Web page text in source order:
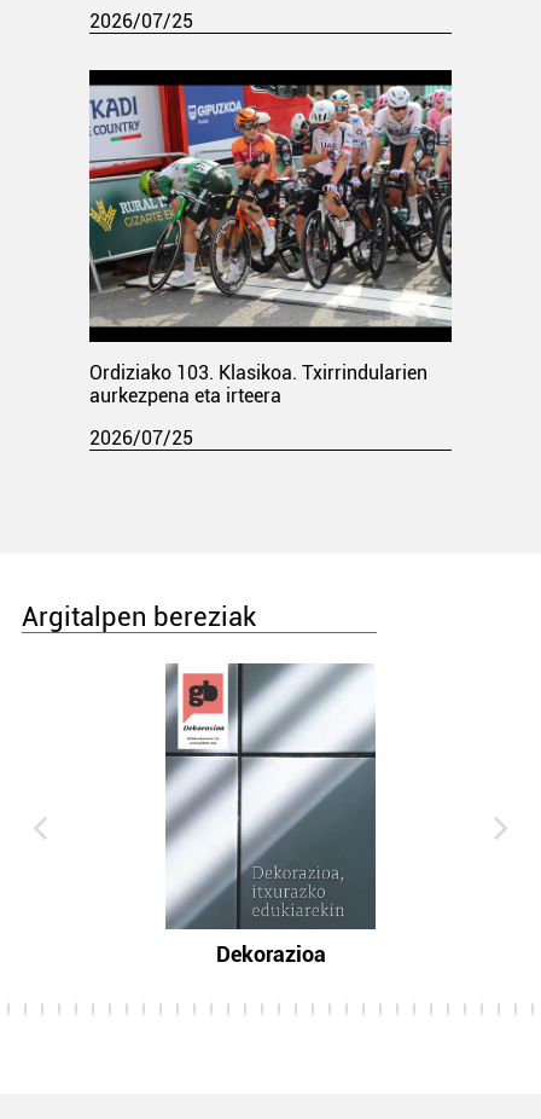
2026/07/25
Ordiziako 103. Klasikoa. Txirrindularien
aurkezpena eta irteera
2026/07/25
Argitalpen bereziak
Dekorazioa